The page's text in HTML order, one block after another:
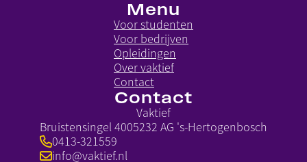
Menu
Voor studenten
Voor bedrijven
Opleidingen
Over vaktief
Contact
Contact
Vaktief
Bruistensingel 4005232 AG 's-Hertogenbosch
0413-321559
info@vaktief.nl